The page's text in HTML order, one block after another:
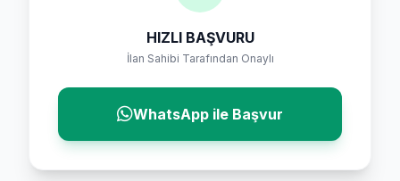
HIZLI BAŞVURU
İlan Sahibi Tarafından Onaylı
WhatsApp ile Başvur